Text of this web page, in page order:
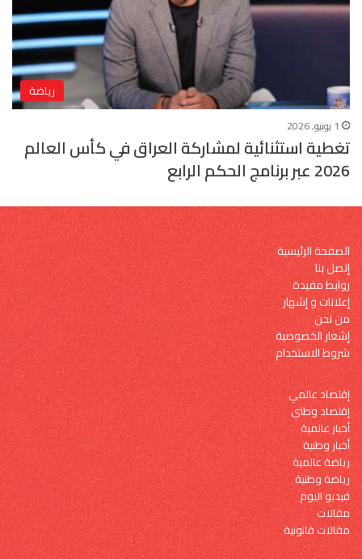
رياضة
1 يونيو, 2026
تغطية استثنائية لمشاركة العراق في كأس العالم
2026 عبر برنامج الحكم الرابع
الصفحة الرئيسية
إتصل بنا
روابط مفيدة
إعلانات و إشهار
من نحن
إشعار الخصوصية
شروط الاستخدام
إقتصاد عالمي
إقتصاد وطني
أخبار عالمية
أخبار وطنية
رياضة عالمية
رياضة وطنية
فيديو اليوم
مقالات
مقالات قانونية